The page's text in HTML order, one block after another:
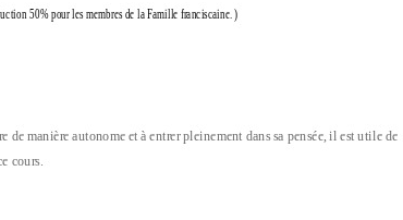
50% pour les membres de la Famille franciscaine. )
manière autonome et à entrer pleinement dans sa pensée, il est utile de
cours.